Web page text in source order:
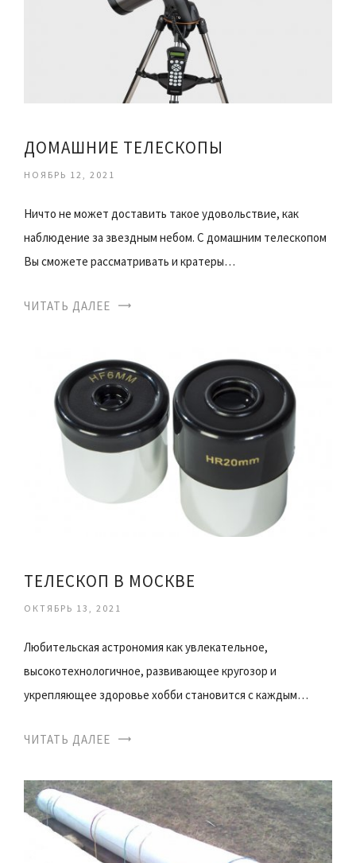
ДОМАШНИЕ ТЕЛЕСКОПЫ
НОЯБРЬ 12, 2021
Ничто не может доставить такое удовольствие, как
наблюдение за звездным небом. С домашним телескопом
Вы сможете рассматривать и кратеры…
ЧИТАТЬ ДАЛЕЕ
ТЕЛЕСКОП В МОСКВЕ
ОКТЯБРЬ 13, 2021
Любительская астрономия как увлекательное,
высокотехнологичное, развивающее кругозор и
укрепляющее здоровье хобби становится с каждым…
ЧИТАТЬ ДАЛЕЕ